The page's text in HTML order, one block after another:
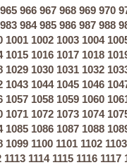
965 966 967 968 969 970
983 984 985 986 987 988
1001 1002 1003 1004
1015 1016 1017 1018
1029 1030 1031 1032
1043 1044 1045 1046
1057 1058 1059 1060
1071 1072 1073 1074
1085 1086 1087 1088
1099 1100 1101 1102 1103
1113 1114 1115 1116 1117